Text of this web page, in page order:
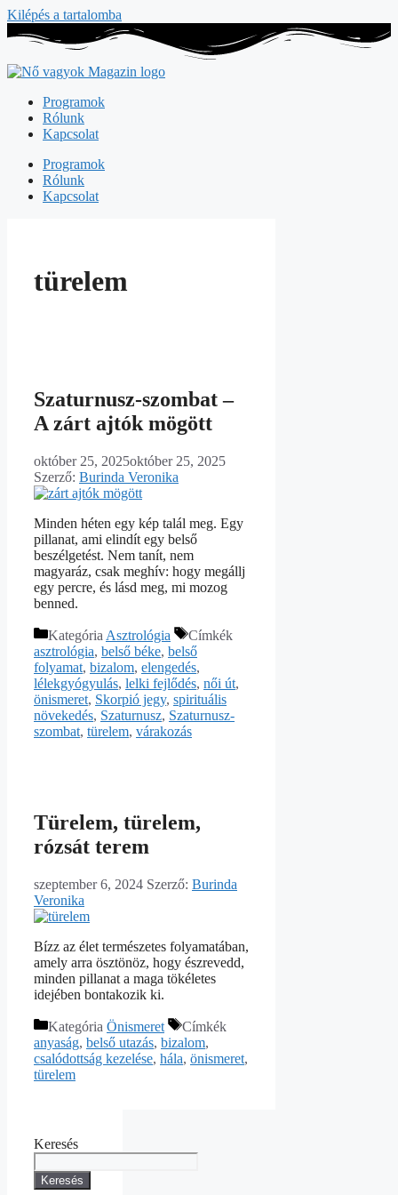
Kilépés a tartalomba
Programok
Rólunk
Kapcsolat
Programok
Rólunk
Kapcsolat
türelem
Szaturnusz-szombat –
A zárt ajtók mögött
október 25, 2025október 25, 2025
Szerző: Burinda Veronika
Minden héten egy kép talál meg. Egy
pillanat, ami elindít egy belső
beszélgetést. Nem tanít, nem
magyaráz, csak meghív: hogy megállj
egy percre, és lásd meg, mi mozog
benned.
Kategória Asztrológia
Címkék
asztrológia, belső béke, belső
folyamat, bizalom, elengedés,
lélekgyógyulás, lelki fejlődés, női út,
önismeret, Skorpió jegy, spirituális
növekedés, Szaturnusz, Szaturnusz-
szombat, türelem, várakozás
Türelem, türelem,
rózsát terem
szeptember 6, 2024 Szerző: Burinda
Veronika
Bízz az élet természetes folyamatában,
amely arra ösztönöz, hogy észrevedd,
minden pillanat a maga tökéletes
idejében bontakozik ki.
Kategória Önismeret
Címkék
anyaság, belső utazás, bizalom,
csalódottság kezelése, hála, önismeret,
türelem
Keresés
Keresés